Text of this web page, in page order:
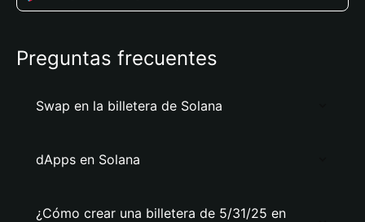
Preguntas frecuentes
Swap en la billetera de Solana
dApps en Solana
¿Cómo crear una billetera de 5/31/25 en